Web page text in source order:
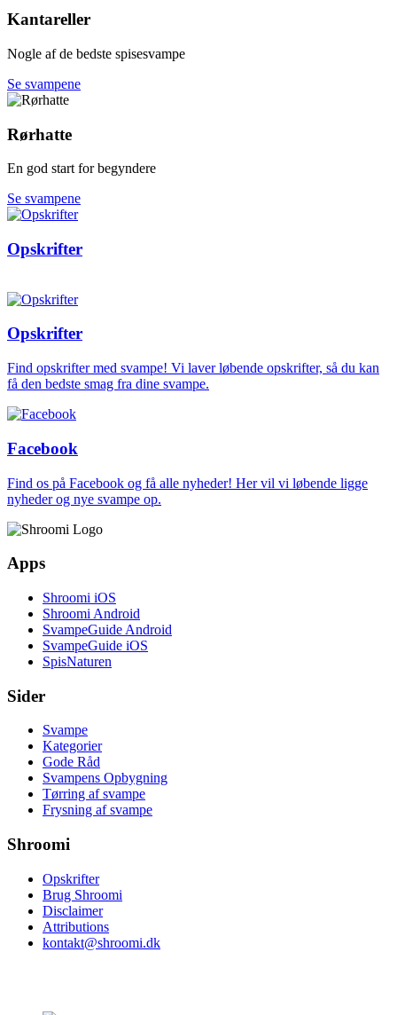
Kantareller
Nogle af de bedste spisesvampe
Se svampene
Rørhatte
En god start for begyndere
Se svampene
Opskrifter
Opskrifter
Find opskrifter med svampe! Vi laver løbende opskrifter, så du kan
få den bedste smag fra dine svampe.
Facebook
Find os på Facebook og få alle nyheder! Her vil vi løbende ligge
nyheder og nye svampe op.
Apps
Shroomi iOS
Shroomi Android
SvampeGuide Android
SvampeGuide iOS
SpisNaturen
Sider
Svampe
Kategorier
Gode Råd
Svampens Opbygning
Tørring af svampe
Frysning af svampe
Shroomi
Opskrifter
Brug Shroomi
Disclaimer
Attributions
kontakt@shroomi.dk